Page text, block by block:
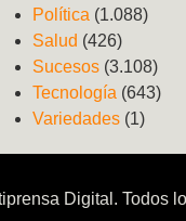
Política (1.088)
Salud (426)
Sucesos (3.108)
Tecnología (643)
Variedades (1)
Digital. Todos